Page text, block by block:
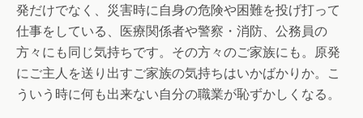
発だけでなく、災害時に自身の危険や困難を投げ打って
仕事をしている、医療関係者や警察・消防、公務員の
方々にも同じ気持ちです。その方々のご家族にも。原発
にご主人を送り出すご家族の気持ちはいかばかりか。こ
ういう時に何も出来ない自分の職業が恥ずかしくなる。